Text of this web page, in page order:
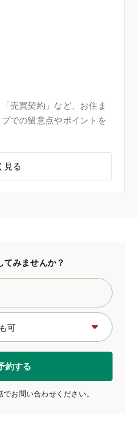
売買契約」など、お住ま
での留意点やポイントを
見る
てみませんか？
約する
お問い合わせください。